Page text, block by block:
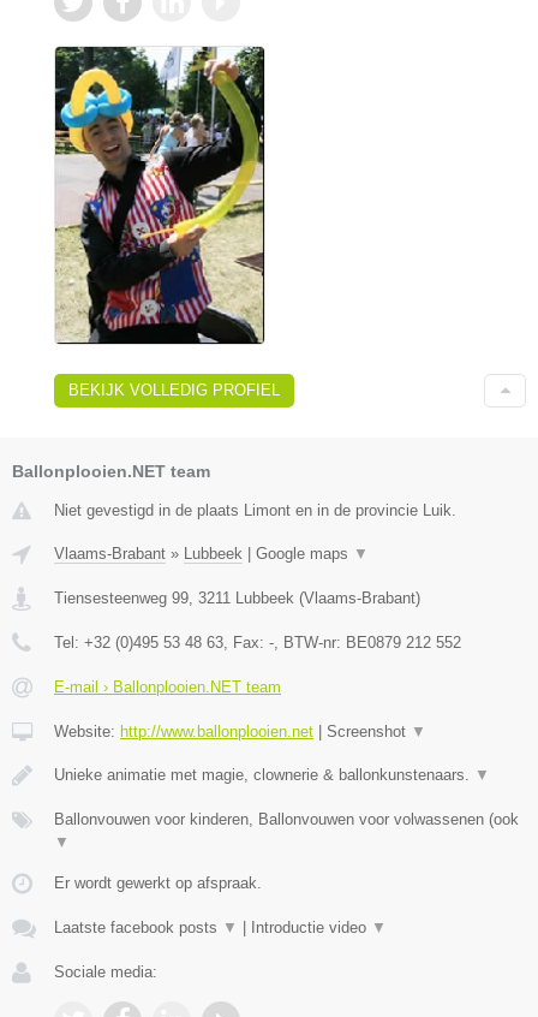
BEKIJK VOLLEDIG PROFIEL
Ballonplooien.NET team
Niet gevestigd in de plaats Limont en in de provincie Luik.
Vlaams-Brabant » Lubbeek Google maps ▼
Tiensesteenweg 99, 3211 Lubbeek (Vlaams-Brabant)
Tel: +32 (0)495 53 48 63, Fax: -, BTW-nr: BE0879 212 552
E-mail › Ballonplooien.NET team
Website: http://www.ballonplooien.net Screenshot ▼
Unieke animatie met magie, clownerie & ballonkunstenaars. ▼
Ballonvouwen voor kinderen, Ballonvouwen voor volwassenen (ook
▼
Er wordt gewerkt op afspraak.
Laatste facebook posts ▼ Introductie video ▼
Sociale media: